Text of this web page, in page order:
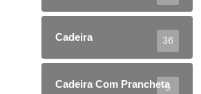
Cadeira 36
Cadeira Com Prancheta
5